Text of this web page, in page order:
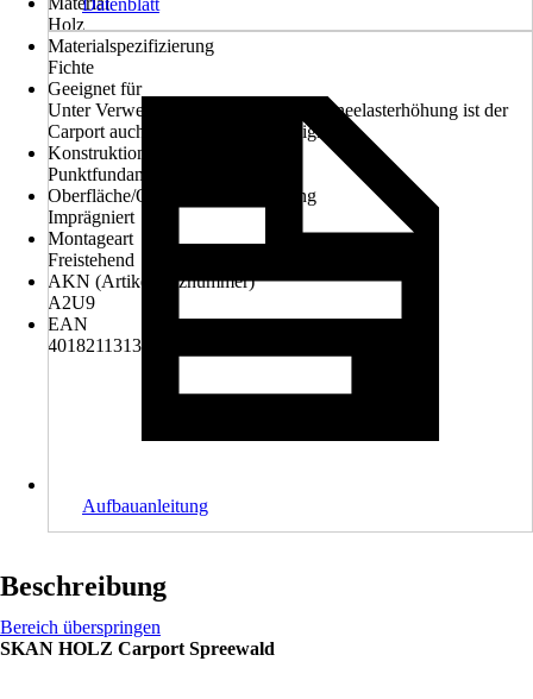
Holz
Materialspezifizierung
Fichte
Geeignet für
Unter Verwendung der passenden Schneelasterhöhung ist der
Carport auch für Photovoltaik geeignet.
Konstruktion
Punktfundament
Oberfläche/Oberflächenbehandlung
Imprägniert
Montageart
Freistehend
AKN (Artikelkurznummer)
A2U9
EAN
4018211313051
Datenblatt
Aufbauanleitung
Beschreibung
Bereich überspringen
SKAN HOLZ Carport Spreewald